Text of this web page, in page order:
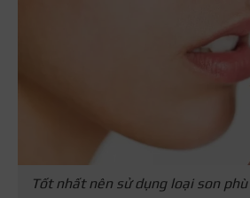
Tốt nhất nên sử dụng loại son